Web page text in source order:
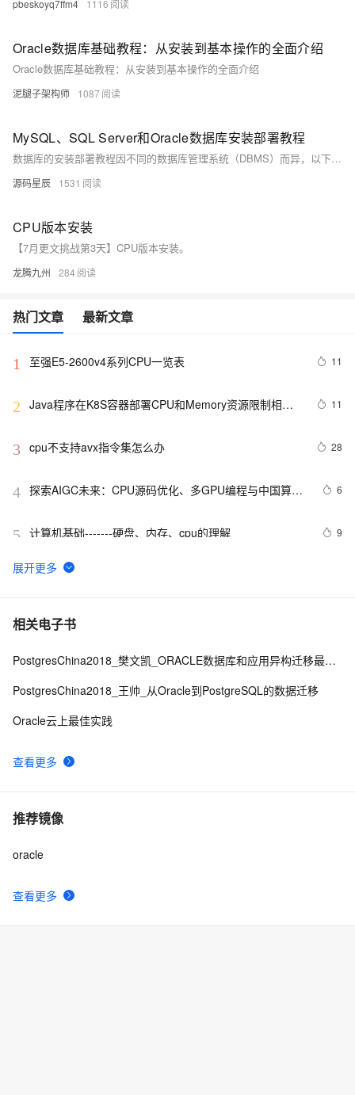
pbeskoyq7ffm4 1116
Oracle数据库基础教程：从安装到基本操作的全面介绍
Oracle数据库基础教程：从安装到基本操作的全面介绍
泥腿子架构师 1087
MySQL、SQL Server和Oracle数据库安装部署教程
数据库的安装部署教程因不同的数据库管理系统（DBMS）而异，以下将以MySQL、SQL Server和Oracle为例，分别概述其安装部署的基本步骤。请注意，由于软件版本和操作系统的不同，具体步骤可能会有所变化。
源码星辰 1531
CPU版本安装
【7月更文挑战第3天】CPU版本安装。
龙腾九州 284
热门文章 最新文章
1 至强E5-2600v4系列CPU一览表 11
2 Java程序在K8S容器部署CPU和Memory资源限制相关
11
3 cpu不支持avx指令集怎么办 28
4 探索AIGC未来：CPU源码优化、多GPU编程与中国算力
6
5 计算机基础-------硬盘、内存、cpu的理解 9
6 cpulimit 限制进程 CPU 资源 _ 笔记
7 cpu分析利器 — async-profiler
8 解决(ARM64-ARMV8)嵌入式Linux系统下X264编码提
带宽/磁盘收费标准)
相关电子书
查看更多
PostgresChina2018_樊文凯_ORACLE数据库和应用异构迁移最佳实践
PostgresChina2018_王帅_从Oracle到PostgreSQL的数据迁移
Oracle云上最佳实践
推荐镜像
查看更多
oracle